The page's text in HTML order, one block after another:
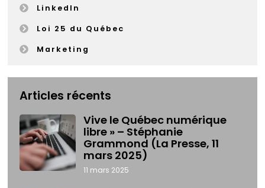
LinkedIn
Loi 25 du Québec
Marketing
Articles récents
Vive le Québec numérique
libre » – Stéphanie
Grammond (La Presse, 11
mars 2025)
11 mars 2025